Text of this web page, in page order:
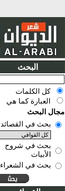
البحث
كل الكلمات
العبارة كما هي
مجال البحث
بحث في القصائد
بحث في شروح
الأبيات
بحث في الشعراء